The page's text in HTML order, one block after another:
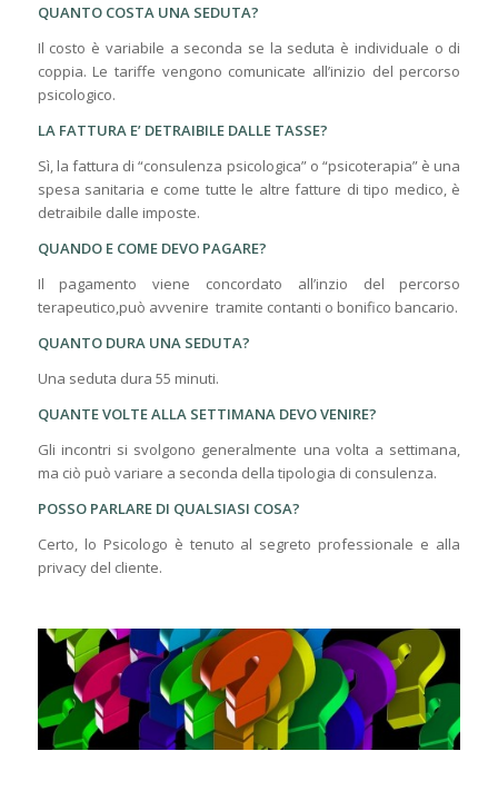
QUANTO COSTA UNA SEDUTA?
Il costo è variabile a seconda se la seduta è individuale o di
coppia. Le tariffe vengono comunicate all’inizio del percorso
psicologico.
LA FATTURA E’ DETRAIBILE DALLE TASSE?
Sì, la fattura di “consulenza psicologica” o “psicoterapia” è una
spesa sanitaria e come tutte le altre fatture di tipo medico, è
detraibile dalle imposte.
QUANDO E COME DEVO PAGARE?
Il pagamento viene concordato all’inzio del percorso
terapeutico,può avvenire tramite contanti o bonifico bancario.
QUANTO DURA UNA SEDUTA?
Una seduta dura 55 minuti.
QUANTE VOLTE ALLA SETTIMANA DEVO VENIRE?
Gli incontri si svolgono generalmente una volta a settimana,
ma ciò può variare a seconda della tipologia di consulenza.
POSSO PARLARE DI QUALSIASI COSA?
Certo, lo Psicologo è tenuto al segreto professionale e alla
privacy del cliente.